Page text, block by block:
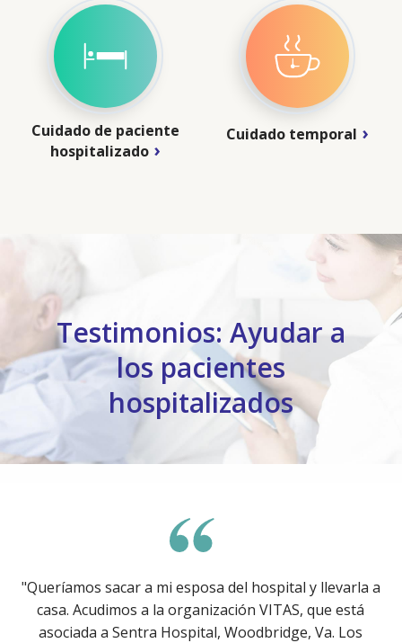
Cuidado de paciente
hospitalizado
Cuidado temporal
Testimonios: Ayudar a
los pacientes
hospitalizados
"Queríamos sacar a mi esposa del hospital y llevarla a
casa. Acudimos a la organización VITAS, que está
asociada a Sentra Hospital, Woodbridge, Va. Los